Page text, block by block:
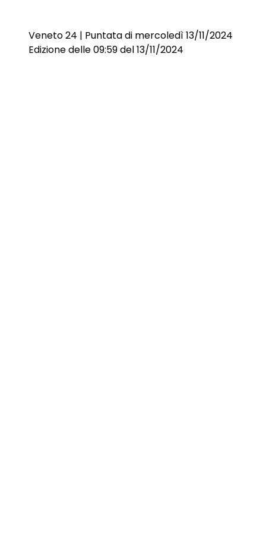
Veneto 24 | Puntata di mercoledì 13/11/2024
Edizione delle 09:59 del 13/11/2024